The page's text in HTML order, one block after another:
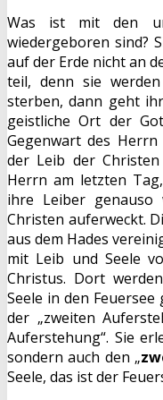
Was ist mit den
wiedergeboren sind?
auf der Erde nicht an
teil, denn sie
sterben, dann geht
geistliche Ort der
Gegenwart des
der Leib der
Herrn am letzten
ihre Leiber genauso
Christen auferweckt.
aus dem Hades
mit Leib und Seele
Christus. Dort
Seele in den
der „zweiten
Auferstehung“. Sie
sondern auch den „
Seele, das ist der